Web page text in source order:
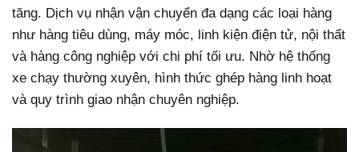
tăng. Dịch vụ nhận vận chuyển đa dạng các loại hàng
như hàng tiêu dùng, máy móc, linh kiện điện tử, nội thất
và hàng công nghiệp với chi phí tối ưu. Nhờ hệ thống
xe chạy thường xuyên, hình thức ghép hàng linh hoạt
và quy trình giao nhận chuyên nghiệp.